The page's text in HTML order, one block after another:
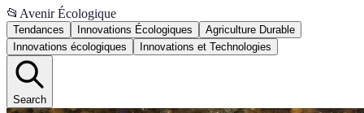
📂 Avenir Écologique
Tendances Innovations Écologiques
Agriculture Durable
Innovations écologiques
Innovations et Technologies
Search